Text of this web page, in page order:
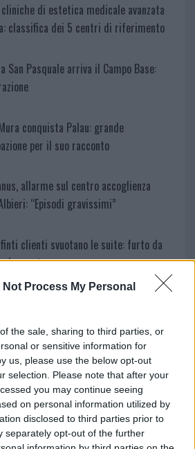
Not Process My Personal
the sale, sharing to third parties, or
or sensitive information for
us, please use the below opt-out
selection. Please note that after your
you may continue seeing
on personal information utilized by
disclosed to third parties prior to
separately opt-out of the further
di estetica medicale avanzata
classifica dei 5 centri di riferimento
San Pasquale arriva il Campo Base:
conquista Palau: grande
per il suo racconto
allarme sul centro accoglienza
“Episodi gravissimi”
clienti svuotano le suite: furto da
resort
7 agosto, sole e caldo tornano
Olbia: rampe chiuse ancora fino a